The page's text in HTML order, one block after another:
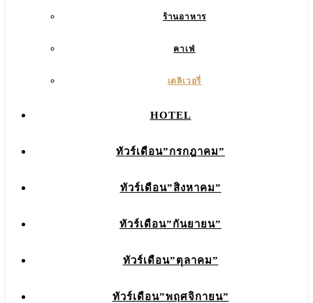
ร้านอาหาร
คาเฟ่
เดลิเวอรี่
HOTEL
ทัวร์เดือน”กรกฎาคม”
ทัวร์เดือน”สิงหาคม”
ทัวร์เดือน”กันยายน”
ทัวร์เดือน”ตุลาคม”
ทัวร์เดือน”พฤศจิกายน”